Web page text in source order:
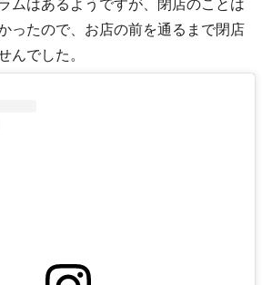
ムはあるようですが、閉店のことは
ったので、お店の前を通るまで閉店
んでした。